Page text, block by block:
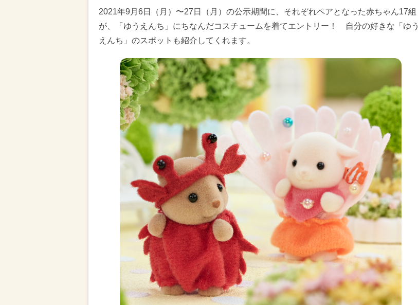
2021年9月6日（月）〜27日（月）の公示期間に、それぞれペアとなった赤ちゃん17組
が、「ゆうえんち」にちなんだコスチュームを着てエントリー！ 自分の好きな「ゆう
えんち」のスポットも紹介してくれます。